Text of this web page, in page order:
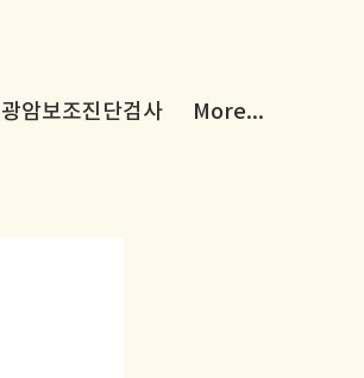
암보조진단검사 More...